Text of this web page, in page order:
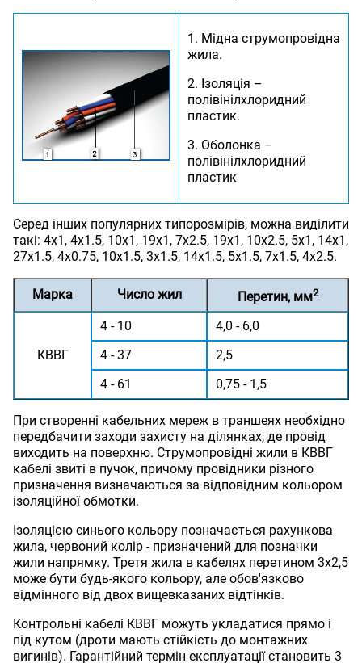
1. Мідна струмопровідна
жила.
2. Ізоляція –
полівінілхлоридний
пластик.
3. Оболонка –
полівінілхлоридний
пластик
Серед інших популярних типорозмірів, можна виділити
такі: 4х1, 4х1.5, 10х1, 19х1, 7х2.5, 19х1, 10х2.5, 5х1, 14х1,
27х1.5, 4х0.75, 10х1.5, 3х1.5, 14х1.5, 5х1.5, 7х1.5, 4х2.5.
Марка Число жил Перетин, мм2
КВВГ
4 - 10
4,0 - 6,0
4 - 37
2,5
4 - 61
0,75 - 1,5
При створенні кабельних мереж в траншеях необхідно
передбачити заходи захисту на ділянках, де провід
виходить на поверхню. Струмопровідні жили в КВВГ
кабелі звиті в пучок, причому провідники різного
призначення визначаються за відповідним кольором
ізоляційної обмотки.
Ізоляцією синього кольору позначається рахункова
жила, червоний колір - призначений для позначки
жили напрямку. Третя жила в кабелях перетином 3х2,5
може бути будь-якого кольору, але обов'язково
відмінного від двох вищевказаних відтінків.
Контрольні кабелі КВВГ можуть укладатися прямо і
під кутом (дроти мають стійкість до монтажних
вигинів). Гарантійний термін експлуатації становить 3